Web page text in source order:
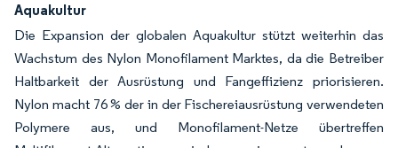
Aquakultur
Die Expansion der globalen Aquakultur stützt weiterhin das
Wachstum des Nylon Monofilament Marktes, da die Betreiber
Haltbarkeit der Ausrüstung und Fangeffizienz priorisieren.
Nylon macht 76 % der in der Fischereiausrüstung verwendeten
Polymere aus, und Monofilament-Netze übertreffen